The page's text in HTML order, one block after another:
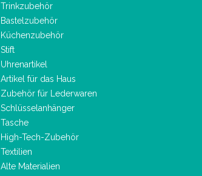
Trinkzubehör
Bastelzubehör
Küchenzubehör
Stift
Uhrenartikel
Artikel für das Haus
Zubehör für Lederwaren
Schlüsselanhänger
Tasche
High-Tech-Zubehör
Textilien
Alte Materialien